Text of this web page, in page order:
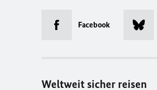
Facebook
Weltweit sicher reisen